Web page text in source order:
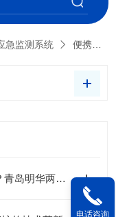
急监测系统 便携式VOC检测仪
国产手持式/便携式VOC检测仪怎么选？青岛明华两款爆款对比
电话咨询